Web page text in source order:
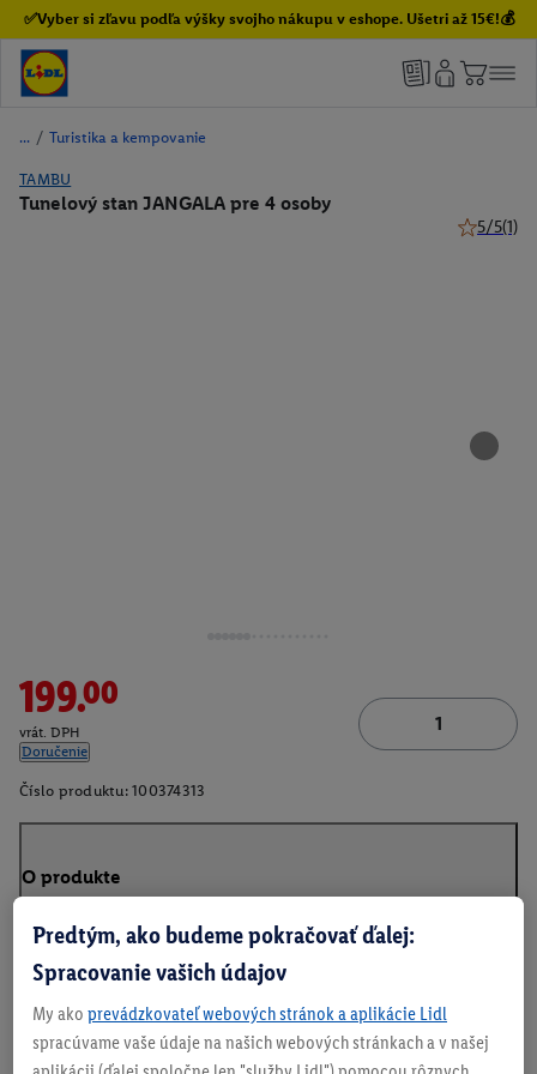
✅Vyber si zľavu podľa výšky svojho nákupu v eshope. Ušetri až 15€!💰
/ Turistika a kempovanie
TAMBU
Tunelový stan JANGALA pre 4 osoby
5/5(1)
199.00
vrát. DPH
Doručenie
Číslo produktu: 100374313
O produkte
Predtým, ako budeme pokračovať ďalej:
Spracovanie vašich údajov
My ako prevádzkovateľ webových stránok a aplikácie Lidl
spracúvame vaše údaje na našich webových stránkach a v našej